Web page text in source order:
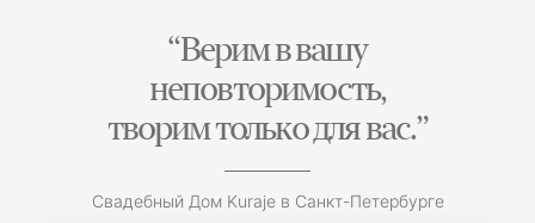
“Верим в вашу
неповторимость,
творим только для вас.”
Свадебный Дом Kuraje в Санкт-Петербурге